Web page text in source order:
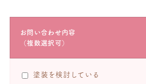
お問い合わせ内容
（複数選択可）
塗装を検討している